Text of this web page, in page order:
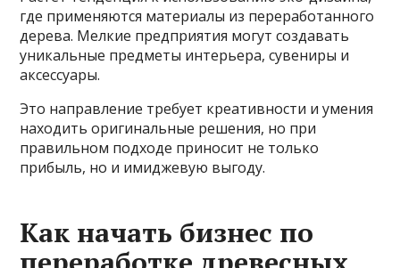
где применяются материалы из переработанного
дерева. Мелкие предприятия могут создавать
уникальные предметы интерьера, сувениры и
аксессуары.
Это направление требует креативности и умения
находить оригинальные решения, но при
правильном подходе приносит не только
прибыль, но и имиджевую выгоду.
Как начать бизнес по